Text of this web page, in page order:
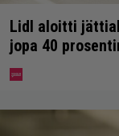
Lidl aloitti
jopa 40